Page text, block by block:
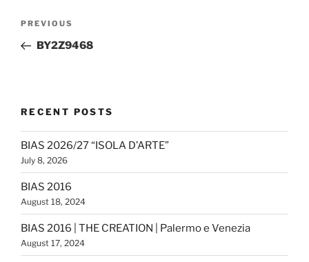
Previous
Post
PREVIOUS
BY2Z9468
RECENT POSTS
BIAS 2026/27 “ISOLA D’ARTE”
July 8, 2026
BIAS 2016
August 18, 2024
BIAS 2016 | THE CREATION | Palermo e Venezia
August 17, 2024